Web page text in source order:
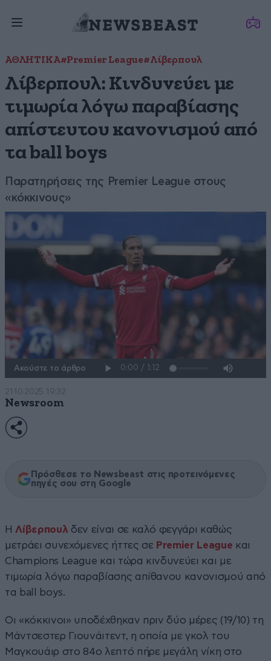
ΑΘΛΗΤΙΚΑ#Premier League#Λίβερπουλ
Λίβερπουλ: Κινδυνεύει με
τιμωρία λόγω παραβίασης
απίστευτου κανονισμού από
τα ball boys
Παρατηρήσεις της Premier League στους
«κόκκινους»
Ακούστε το άρθρο
21·10·2025 19:32
Newsroom
Πρόσθεσε το Newsbeast στις προτεινόμενες
πηγές σου στη Google
Η Λίβερπουλ δεν είναι σε καλό φεγγάρι καθώς
μετράει συνεχόμενες ήττες σε Premier League και
Champions League και τώρα κινδυνεύει και με
τιμωρία λόγω παραβίασης απίθανου κανονισμού από
τα ball boys.
Οι «κόκκινοι» υποδέχθηκαν πριν δύο μέρες (19/10) τη
Μάντσεστερ Γιουνάιτεντ, η οποία με γκολ του
Μαγκουάιρ στο 84ο λεπτό πήρε μεγάλη νίκη στο